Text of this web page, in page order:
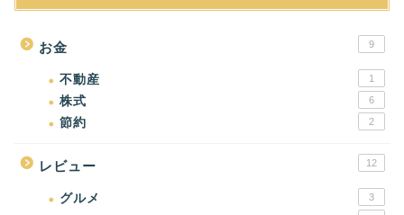
お金 9
不動産 1
株式 6
節約 2
レビュー 12
グルメ 3